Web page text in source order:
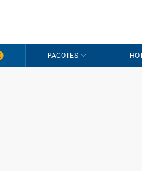
PACOTES